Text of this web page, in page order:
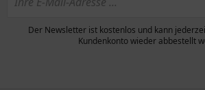
Der Newsletter ist kostenlos und kann
Kundenkonto wieder abbestellt